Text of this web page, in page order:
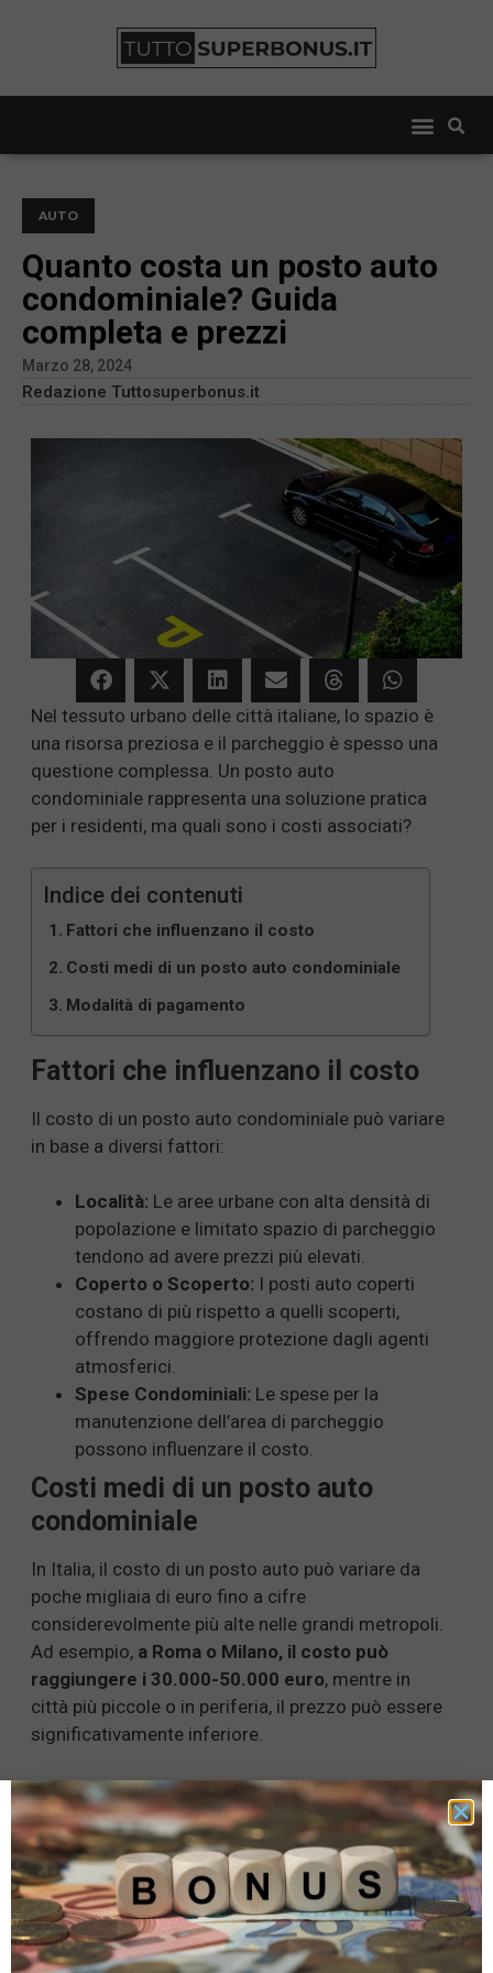
AUTO
Quanto costa un posto auto
condominiale? Guida
completa e prezzi
Marzo 28, 2024
Redazione Tuttosuperbonus.it
Nel tessuto urbano delle città italiane, lo spazio è
una risorsa preziosa e il parcheggio è spesso una
questione complessa. Un posto auto
condominiale rappresenta una soluzione pratica
per i residenti, ma quali sono i costi associati?
Indice dei contenuti
Fattori che influenzano il costo
Costi medi di un posto auto condominiale
Modalità di pagamento
Fattori che influenzano il costo
Il costo di un posto auto condominiale può variare
in base a diversi fattori:
Località: Le aree urbane con alta densità di
popolazione e limitato spazio di parcheggio
tendono ad avere prezzi più elevati.
Coperto o Scoperto: I posti auto coperti
costano di più rispetto a quelli scoperti,
offrendo maggiore protezione dagli agenti
atmosferici.
Spese Condominiali: Le spese per la
manutenzione dell’area di parcheggio
possono influenzare il costo.
Costi medi di un posto auto
condominiale
In Italia, il costo di un posto auto può variare da
poche migliaia di euro fino a cifre
considerevolmente più alte nelle grandi metropoli.
Ad esempio, a Roma o Milano, il costo può
raggiungere i 30.000-50.000 euro, mentre in
città più piccole o in periferia, il prezzo può essere
significativamente inferiore.
Modalità di pagamento
I condomini possono stabilire diverse modalità di
pagamento:
Canone Fisso:Un pagamento mensile o
annuale indipendentemente dall’uso.